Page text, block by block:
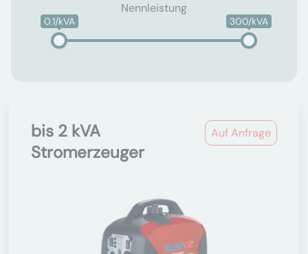
Nennleistung
0.1/kVA 300/kVA
Auf Anfrage
bis 2 kVA
Stromerzeuger